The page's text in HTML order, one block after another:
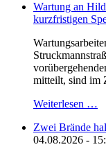
Wartung an
kurzfristigen
mitteilt, sind im
Weiterlesen …
Zwei Brände
04.08.2026 -